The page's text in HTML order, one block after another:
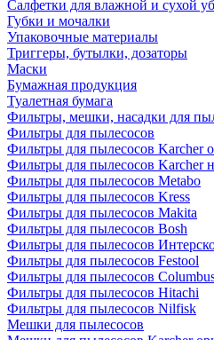
Салфетки для влажной и сухой
Губки и мочалки
Упаковочные материалы
Триггеры, бутылки, дозаторы
Маски
Бумажная продукция
Туалетная бумага
Фильтры, мешки, насадки для
Фильтры для пылесосов
Фильтры для пылесосов Karcher
Фильтры для пылесосов Karcher
Фильтры для пылесосов Metabo
Фильтры для пылесосов Kress
Фильтры для пылесосов Makita
Фильтры для пылесосов Bosh
Фильтры для пылесосов
Фильтры для пылесосов Festool
Фильтры для пылесосов
Фильтры для пылесосов Hitachi
Фильтры для пылесосов Nilfisk
Мешки для пылесосов